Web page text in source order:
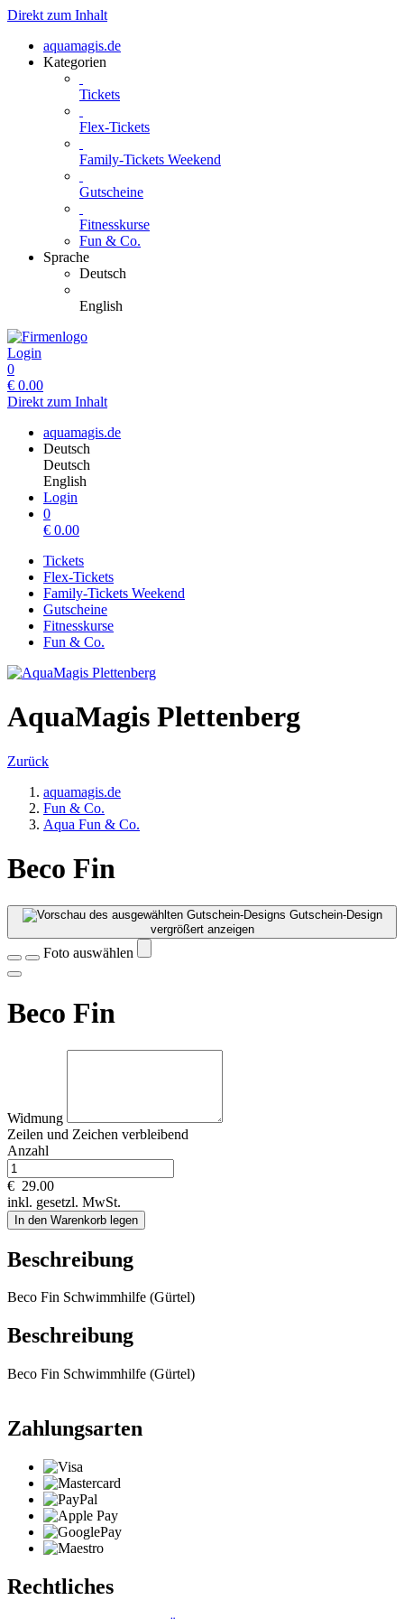
Direkt zum Inhalt
aquamagis.de
Kategorien
Tickets
Flex-Tickets
Family-Tickets Weekend
Gutscheine
Fitnesskurse
Fun & Co.
Sprache
Deutsch
English
Login
0
€ 0.00
Direkt zum Inhalt
aquamagis.de
Deutsch
Deutsch
English
Login
0
€ 0.00
Tickets
Flex-Tickets
Family-Tickets Weekend
Gutscheine
Fitnesskurse
Fun & Co.
AquaMagis Plettenberg
Zurück
aquamagis.de
Fun & Co.
Aqua Fun & Co.
Beco Fin
Gutschein-Design
vergrößert anzeigen
Foto auswählen
Beco Fin
Widmung
Zeilen und Zeichen verbleibend
Anzahl
€ 29.00
inkl. gesetzl. MwSt.
In den Warenkorb legen
Beschreibung
Beco Fin Schwimmhilfe (Gürtel)
Beschreibung
Beco Fin Schwimmhilfe (Gürtel)
Zahlungsarten
Rechtliches